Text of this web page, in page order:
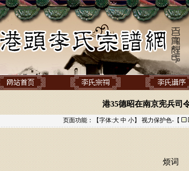
港35德昭在南京宪兵司
页面功能：【字体:大 中 小】 视力保护色-【
烦词